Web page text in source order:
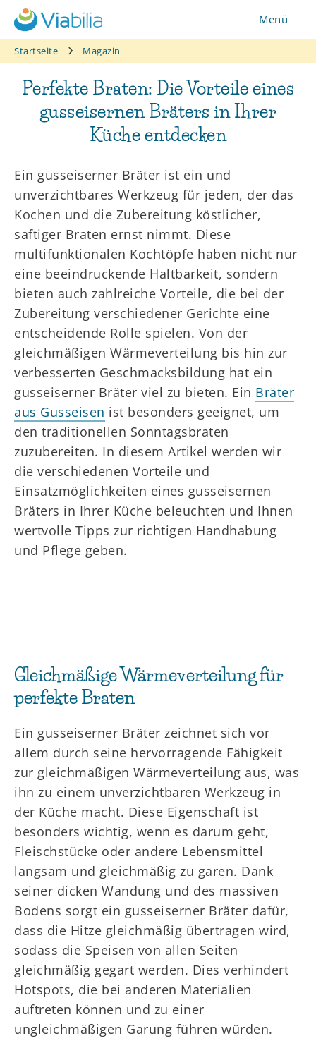
Zum
Inhalt
springen
Menü
Startseite Magazin
Perfekte Braten: Die Vorteile eines
gusseisernen Bräters in Ihrer
Küche entdecken
Ein gusseiserner Bräter ist ein und
unverzichtbares Werkzeug für jeden, der das
Kochen und die Zubereitung köstlicher,
saftiger Braten ernst nimmt. Diese
multifunktionalen Kochtöpfe haben nicht nur
eine beeindruckende Haltbarkeit, sondern
bieten auch zahlreiche Vorteile, die bei der
Zubereitung verschiedener Gerichte eine
entscheidende Rolle spielen. Von der
gleichmäßigen Wärmeverteilung bis hin zur
verbesserten Geschmacksbildung hat ein
gusseiserner Bräter viel zu bieten. Ein Bräter
aus Gusseisen ist besonders geeignet, um
den traditionellen Sonntagsbraten
zuzubereiten. In diesem Artikel werden wir
die verschiedenen Vorteile und
Einsatzmöglichkeiten eines gusseisernen
Bräters in Ihrer Küche beleuchten und Ihnen
wertvolle Tipps zur richtigen Handhabung
und Pflege geben.
Gleichmäßige Wärmeverteilung für
perfekte Braten
Ein gusseiserner Bräter zeichnet sich vor
allem durch seine hervorragende Fähigkeit
zur gleichmäßigen Wärmeverteilung aus, was
ihn zu einem unverzichtbaren Werkzeug in
der Küche macht. Diese Eigenschaft ist
besonders wichtig, wenn es darum geht,
Fleischstücke oder andere Lebensmittel
langsam und gleichmäßig zu garen. Dank
seiner dicken Wandung und des massiven
Bodens sorgt ein gusseiserner Bräter dafür,
dass die Hitze gleichmäßig übertragen wird,
sodass die Speisen von allen Seiten
gleichmäßig gegart werden. Dies verhindert
Hotspots, die bei anderen Materialien
auftreten können und zu einer
ungleichmäßigen Garung führen würden.